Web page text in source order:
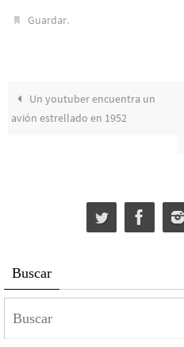
Guardar.
Un youtuber encuentra un
avión estrellado en 1952
Buscar